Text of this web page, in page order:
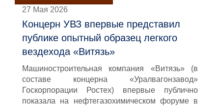
27 Мая 2026
Концерн УВЗ впервые представил
публике опытный образец легкого
вездехода «Витязь»
Машиностроительная компания «Витязь» (в
составе концерна «Уралвагонзавод»
Госкорпорации Ростех) впервые публично
показала на нефтегазохимическом форуме в